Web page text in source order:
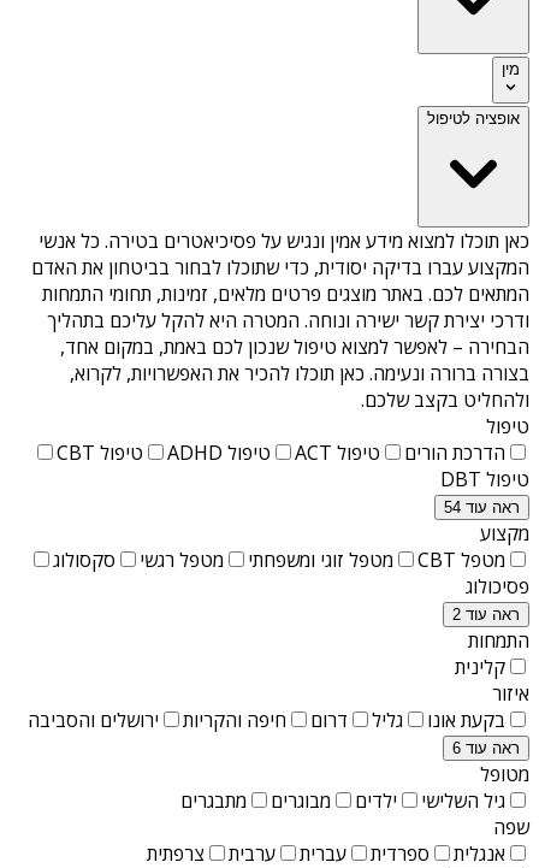
מין
אופציה לטיפול
כאן תוכלו למצוא מידע אמין ונגיש על פסיכיאטרים בטירה. כל אנשי
המקצוע עברו בדיקה יסודית, כדי שתוכלו לבחור בביטחון את האדם
המתאים לכם. באתר מוצגים פרטים מלאים, זמינות, תחומי התמחות
ודרכי יצירת קשר ישירה ונוחה. המטרה היא להקל עליכם בתהליך
הבחירה – לאפשר למצוא טיפול שנכון לכם באמת, במקום אחד,
בצורה ברורה ונעימה. כאן תוכלו להכיר את האפשרויות, לקרוא,
ולהחליט בקצב שלכם.
טיפול
הדרכת הורים
טיפול ACT טיפול ADHD
טיפול CBT
טיפול DBT
ראה עוד 54
מקצוע
מטפל CBT
מטפל זוגי ומשפחתי מטפל רגשי
סקסולוג
פסיכולוג
ראה עוד 2
התמחות
קלינית
איזור
בקעת אונו
גליל דרום חיפה והקריות ירושלים והסביבה
ראה עוד 6
מטופל
גיל השלישי
ילדים מבוגרים
מתבגרים
שפה
אנגלית
ספרדית עברית ערבית צרפתית